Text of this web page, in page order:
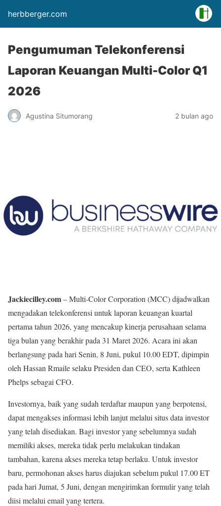
herbberger.com
Pengumuman Telekonferensi
Laporan Keuangan Multi-Color Q1
2026
Agustina Situmorang 2 bulan ago
Jackiecilley.com– Multi-Color Corporation (MCC) dijadwalkan
mengadakan telekonferensi untuk laporan keuangan kuartal
pertama tahun 2026, yang mencakup kinerja perusahaan selama
tiga bulan yang berakhir pada 31 Maret 2026. Acara ini akan
berlangsung pada hari Senin, 8 Juni, pukul 10.00 EDT, dipimpin
oleh Hassan Rmaile selaku Presiden dan CEO, serta Kathleen
Phelps sebagai CFO.
Investornya, baik yang sudah terdaftar maupun yang berpotensi,
dapat mengakses informasi lebih lanjut melalui situs data investor
yang telah disediakan. Bagi investor yang sebelumnya sudah
memiliki akses, mereka tidak perlu melakukan tindakan
tambahan, karena akses mereka tetap berlaku. Untuk investor
baru, permohonan akses harus diajukan sebelum pukul 17.00 ET
pada hari Jumat, 5 Juni, dengan mengirimkan formulir yang telah
diisi melalui email yang tertera.